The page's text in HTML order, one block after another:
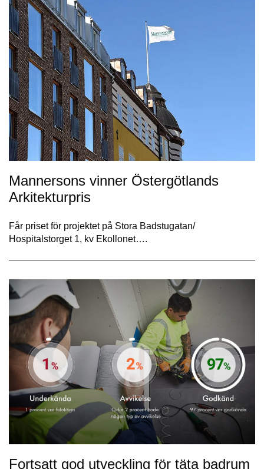
Mannersons vinner Östergötlands
Arkitekturpris
Får priset för projektet på Stora Badstugatan/
Hospitalstorget 1, kv Ekollonet….
Fortsatt god utveckling för täta badrum